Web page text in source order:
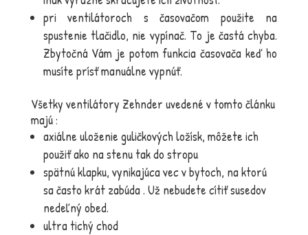
pri ventilátoroch s časovačom použite na
spustenie tlačidlo, nie vypínač. To je častá chyba.
Zbytočná Vám je potom funkcia časovača keď ho
musíte prísť manuálne vypnúť.
Všetky ventilátory Zehnder uvedené v tomto článku
majú :
axiálne uloženie guličkových ložísk, môžete ich
použiť ako na stenu tak do stropu
spätnú klapku, vynikajúca vec v bytoch, na ktorú
sa často krát zabúda . Už nebudete cítiť susedov
nedeľný obed.
ultra tichý chod